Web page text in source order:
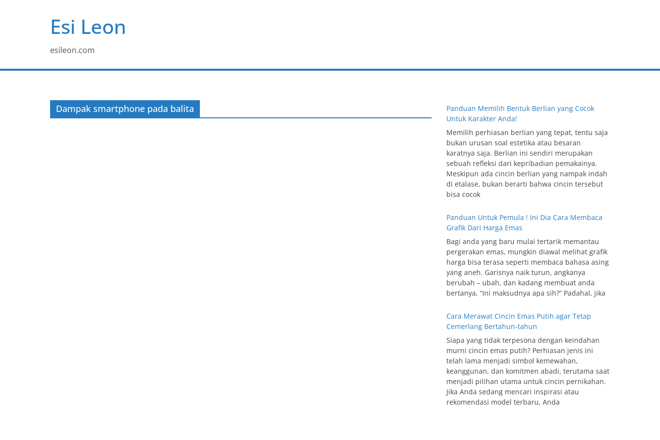
Esi Leon
esileon.com
Dampak smartphone pada balita
Panduan Memilih Bentuk Berlian yang Cocok
Untuk Karakter Anda!
Memilih perhiasan berlian yang tepat, tentu saja
bukan urusan soal estetika atau besaran
karatnya saja. Berlian ini sendiri merupakan
sebuah refleksi dari kepribadian pemakainya.
Meskipun ada cincin berlian yang nampak indah
di etalase, bukan berarti bahwa cincin tersebut
bisa cocok
Panduan Untuk Pemula ! Ini Dia Cara Membaca
Grafik Dari Harga Emas
Bagi anda yang baru mulai tertarik memantau
pergerakan emas, mungkin diawal melihat grafik
harga bisa terasa seperti membaca bahasa asing
yang aneh. Garisnya naik turun, angkanya
berubah – ubah, dan kadang membuat anda
bertanya, “Ini maksudnya apa sih?” Padahal, jika
Cara Merawat Cincin Emas Putih agar Tetap
Cemerlang Bertahun-tahun
Siapa yang tidak terpesona dengan keindahan
murni cincin emas putih? Perhiasan jenis ini
telah lama menjadi simbol kemewahan,
keanggunan, dan komitmen abadi, terutama saat
menjadi pilihan utama untuk cincin pernikahan.
Jika Anda sedang mencari inspirasi atau
rekomendasi model terbaru, Anda